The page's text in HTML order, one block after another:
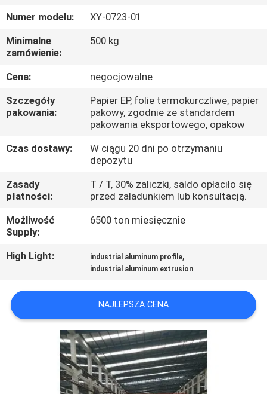
WYCIECZKA
PO
FABRYCE
KONTROLA
JAKOŚCI
SKONTAKTUJ
Z
NAMI
AKTUALNOŚCI
POPROSIĆ
WYCENĘ
SITEMAP
Numer modelu:
XY-0723-01
Minimalne
zamówienie:
500 kg
Cena:
negocjowalne
Szczegóły
pakowania:
Papier EP, folie termokurczliwe, papier
pakowy, zgodnie ze standardem
pakowania eksportowego, opakow
Czas dostawy:
W ciągu 20 dni po otrzymaniu
depozytu
Zasady
płatności:
T / T, 30% zaliczki, saldo opłaciło się
przed załadunkiem lub konsultacją.
Możliwość
Supply:
6500 ton miesięcznie
High Light: industrial aluminum profile,
industrial aluminum extrusion
NAJLEPSZA CENA